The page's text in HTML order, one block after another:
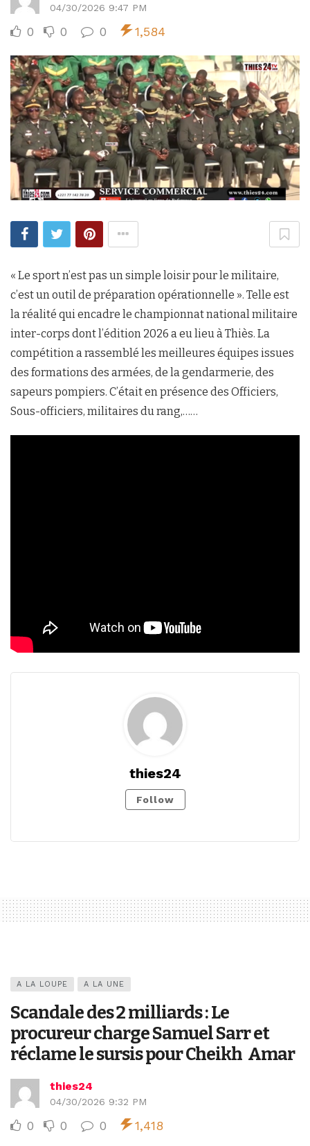
04/30/2026 9:47 PM
0 0 0 1,584
« Le sport n’est pas un simple loisir pour le militaire,
c’est un outil de préparation opérationnelle ». Telle est
la réalité qui encadre le championnat national militaire
inter-corps dont l’édition 2026 a eu lieu à Thiès. La
compétition a rassemblé les meilleures équipes issues
des formations des armées, de la gendarmerie, des
sapeurs pompiers. C’était en présence des Officiers,
Sous-officiers, militaires du rang,……
thies24
Follow
A LA LOUPE A LA UNE
Scandale des 2 milliards : Le
procureur charge Samuel Sarr et
réclame le sursis pour Cheikh Amar
thies24
04/30/2026 9:32 PM
0 0 0 1,418